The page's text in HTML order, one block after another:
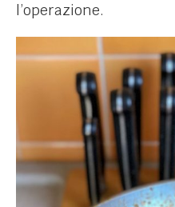
l’operazione.